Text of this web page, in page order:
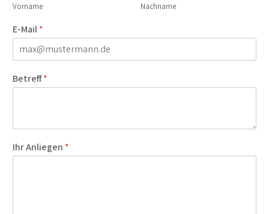
Vorname Nachname
E-Mail*
Betreff*
Ihr Anliegen *